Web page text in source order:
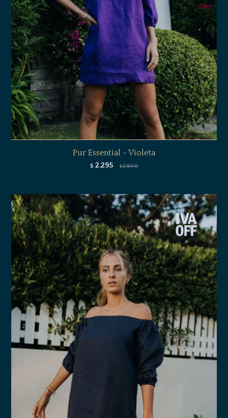
Pur Essential - Violeta
$ 2.295 $ 2.800